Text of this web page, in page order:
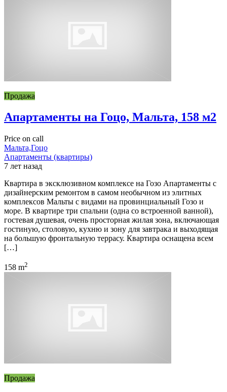
Продажа
Апартаменты на Гоцо, Мальта, 158 м2
Price on call
Мальта,Гоцо
Апартаменты (квартиры)
7 лет назад
Квартира в эксклюзивном комплексе на Гозо Апартаменты с
дизайнерским ремонтом в самом необычном из элитных
комплексов Мальты с видами на провинциальный Гозо и
море. В квартире три спальни (одна со встроенной ванной),
гостевая душевая, очень просторная жилая зона, включающая
гостиную, столовую, кухню и зону для завтрака и выходящая
на большую фронтальную террасу. Квартира оснащена всем
[…]
158 m2
Продажа